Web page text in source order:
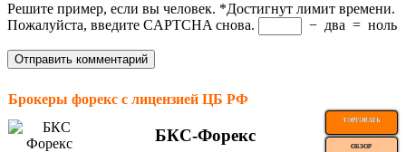
Решите пример, если вы человек. *Достигнут лимит времени.
Пожалуйста, введите CAPTCHA снова.
− два = ноль
Брокеры форекс с лицензией ЦБ РФ
БКС-Форекс
ТОРГОВАТЬ
ОБЗОР